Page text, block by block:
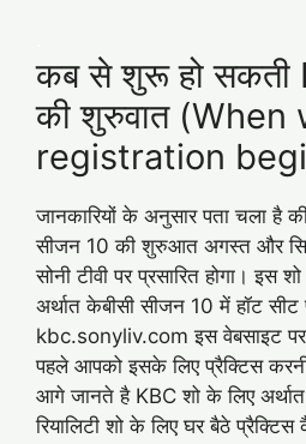
कब से शुरू हो सकती
की शुरुवात
registration
जानकारियों के अनुसार पता चला है
सीजन 10 की शुरुआत अगस्‍त और
सोनी टीवी पर प्रसारित होगा। इस
अर्थात केबीसी सीजन 10 में हॉट
kbc.sonyliv.com इस वेबसाइट
पहले आपको इसके लिए प्रैक्टिस करनी
आगे जानते है KBC शो के लिए
रियालिटी शो के लिए घर बैठे